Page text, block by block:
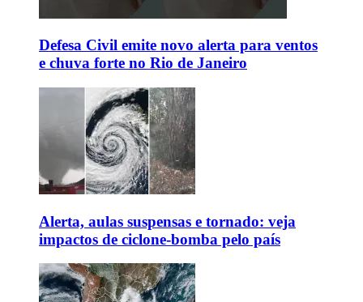
Defesa Civil emite novo alerta para ventos
e chuva forte no Rio de Janeiro
Alerta, aulas suspensas e tornado: veja
impactos de ciclone-bomba pelo país